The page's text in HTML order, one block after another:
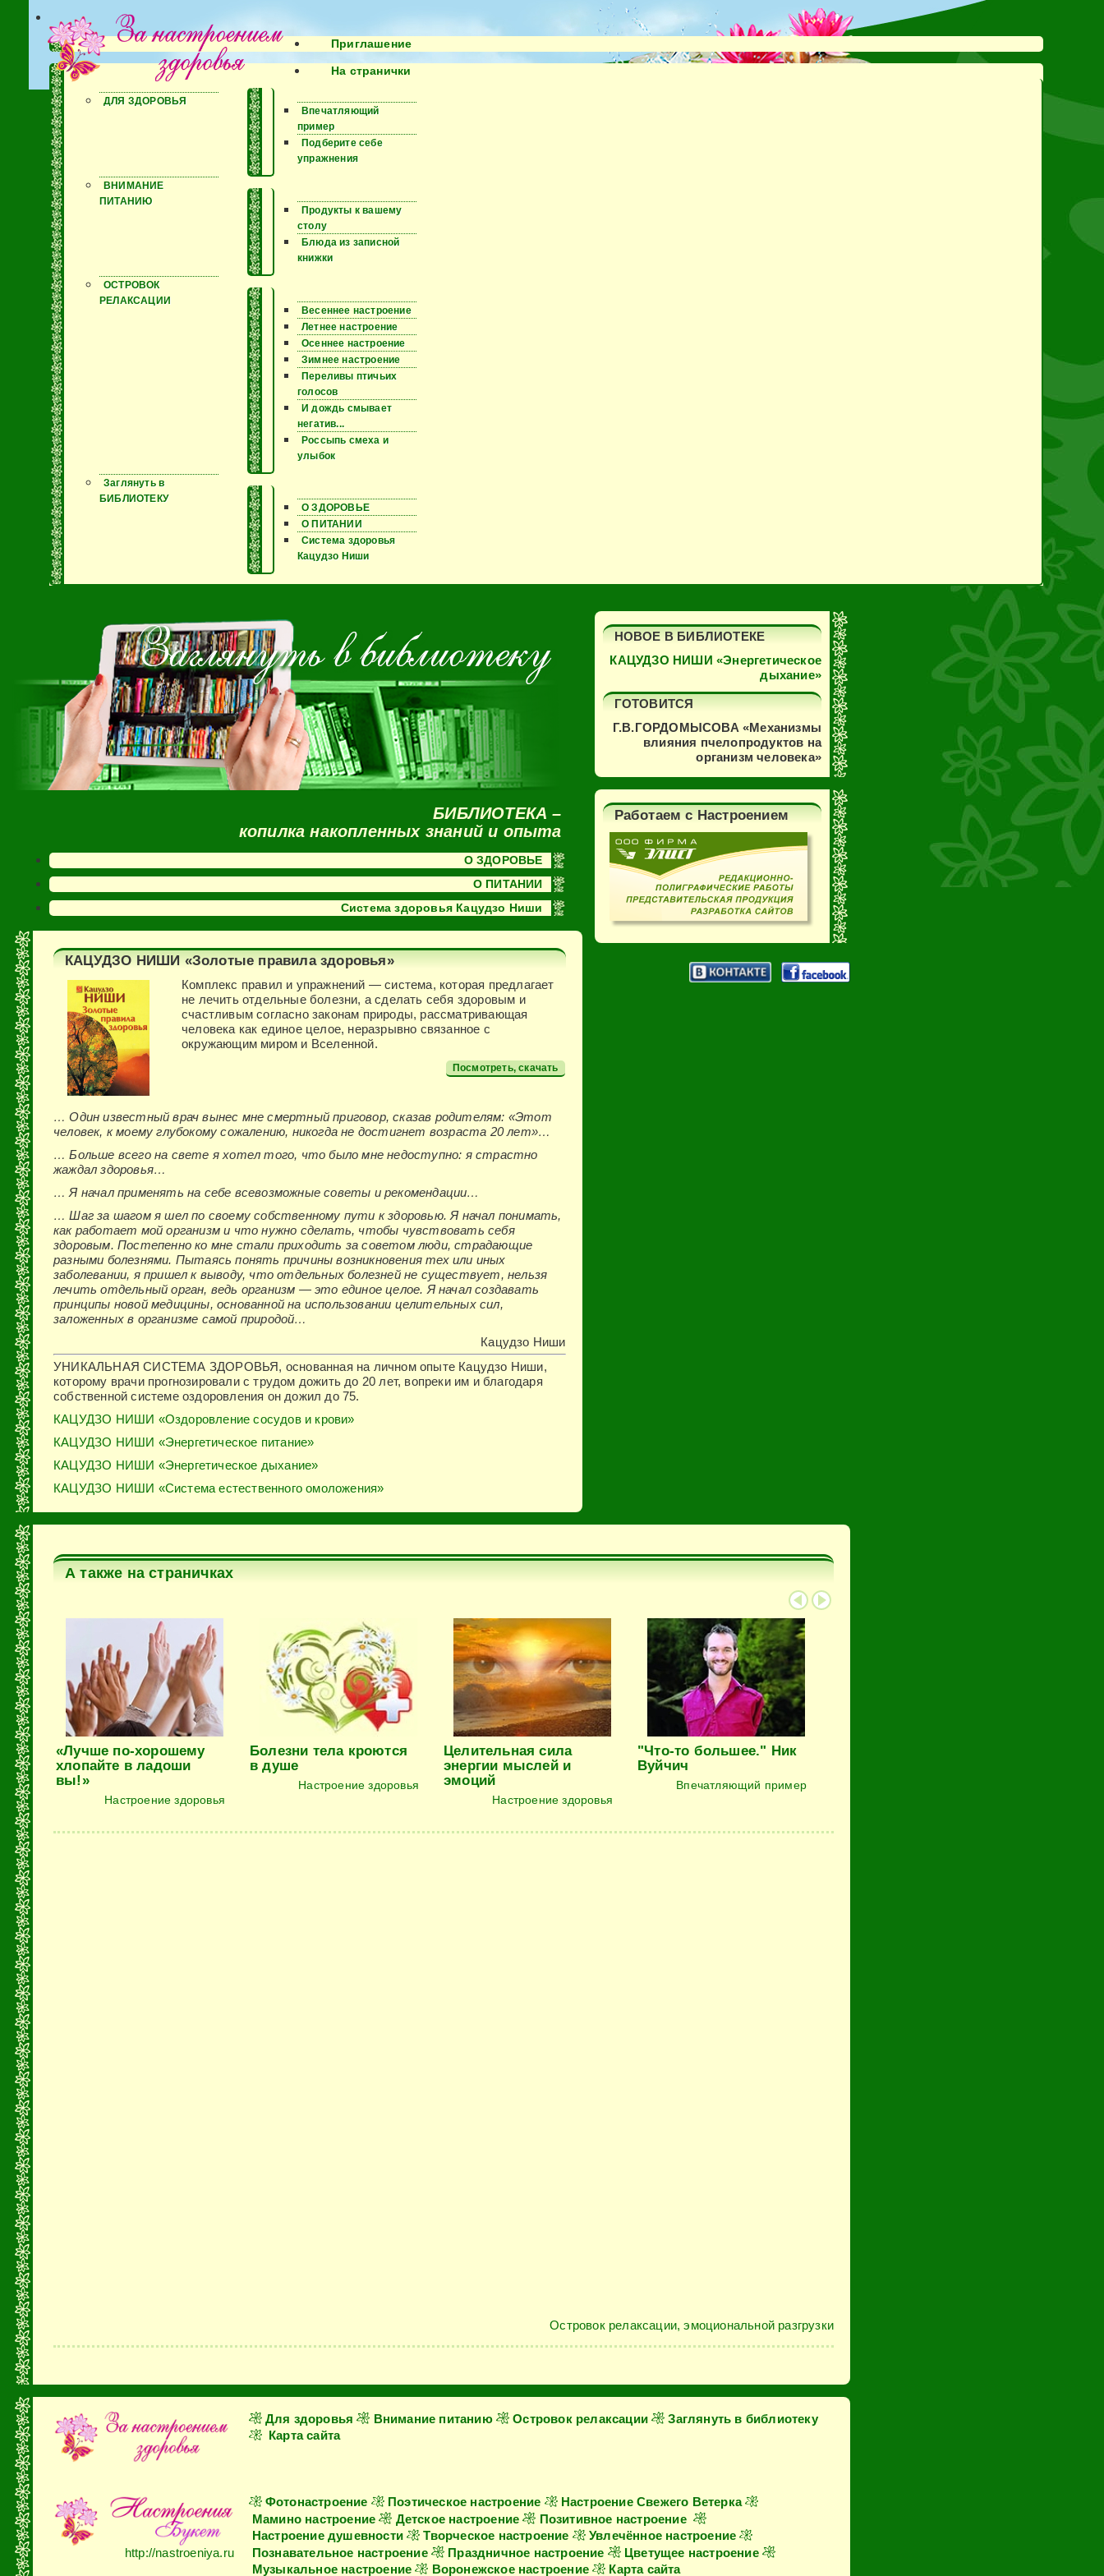
Приглашение
На странички
ДЛЯ ЗДОРОВЬЯ
Впечатляющий
пример
Подберите себе
упражнения
ВНИМАНИЕ
ПИТАНИЮ
Продукты к вашему
столу
Блюда из записной
книжки
ОСТРОВОК
РЕЛАКСАЦИИ
Весеннее настроение
Летнее настроение
Осеннее настроение
Зимнее настроение
Переливы птичьих
голосов
И дождь смывает
негатив...
Россыпь смеха и
улыбок
Заглянуть в
БИБЛИОТЕКУ
О ЗДОРОВЬЕ
О ПИТАНИИ
Система здоровья
Кацудзо Ниши
БИБЛИОТЕКА –
копилка накопленных знаний и опыта
О ЗДОРОВЬЕ
О ПИТАНИИ
Система здоровья Кацудзо Ниши
КАЦУДЗО НИШИ «Золотые правила здоровья»
Комплекс правил и упражнений — система, которая предлагает
не лечить отдельные болезни, а сделать себя здоровым и
счастливым согласно законам природы, рассматривающая
человека как единое целое, неразрывно связанное с
окружающим миром и Вселенной.
Посмотреть, скачать
… Один известный врач вынес мне смертный приговор, сказав родителям: «Этот
человек, к моему глубокому сожалению, никогда не достигнет возраста 20 лет»…
… Больше всего на свете я хотел того, что было мне недоступно: я страстно
жаждал здоровья…
… Я начал применять на себе всевозможные советы и рекомендации…
… Шаг за шагом я шел по своему собственному пути к здоровью. Я начал понимать,
как работает мой организм и что нужно сделать, чтобы чувствовать себя
здоровым. Постепенно ко мне стали приходить за советом люди, страдающие
разными болезнями. Пытаясь понять причины возникновения тех или иных
заболевании, я пришел к выводу, что отдельных болезней не существует, нельзя
лечить отдельный орган, ведь организм — это единое целое. Я начал создавать
принципы новой медицины, основанной на использовании целительных сил,
заложенных в организме самой природой…
Кацудзо Ниши
УНИКАЛЬНАЯ СИСТЕМА ЗДОРОВЬЯ, основанная на личном опыте Кацудзо Ниши,
которому врачи прогнозировали с трудом дожить до 20 лет, вопреки им и благодаря
собственной системе оздоровления он дожил до 75.
КАЦУДЗО НИШИ «Оздоровление сосудов и крови»
КАЦУДЗО НИШИ «Энергетическое питание»
КАЦУДЗО НИШИ «Энергетическое дыхание»
КАЦУДЗО НИШИ «Система естественного омоложения»
НОВОЕ В БИБЛИОТЕКЕ
КАЦУДЗО НИШИ «Энергетическое
дыхание»
ГОТОВИТСЯ
Г.В.ГОРДОМЫСОВА «Механизмы
влияния пчелопродуктов на
организм человека»
Работаем с Настроением
А также на страничках
Next
«Лучше по-хорошему
хлопайте в ладоши
вы!»
Настроение здоровья
Болезни тела кроются
в душе
Настроение здоровья
Целительная сила
энергии мыслей и
эмоций
Настроение здоровья
"Что-то большее." Ник
Вуйчич
Впечатляющий пример
Островок релаксации, эмоциональной разгрузки
Для здоровья Внимание питанию Островок релаксации
Заглянуть в библиотеку
Карта сайта
http://nastroeniya.ru
Фотонастроение Поэтическое настроение
Настроение Свежего Ветерка
Мамино настроение
Детское настроение
Позитивное настроение
Настроение душевности
Творческое настроение
Увлечённое настроение
Познавательное настроение
Праздничное настроение
Цветущее настроение
Музыкальное настроение
Воронежское настроение Карта сайта